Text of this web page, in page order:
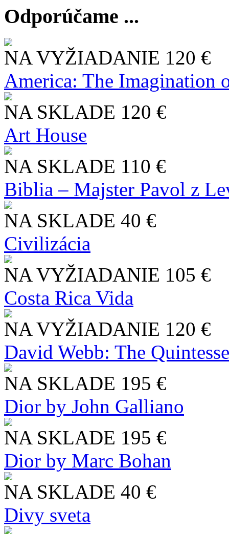
Odporúčame ...
NA VYŽIADANIE 120 €
America: The Imagination
NA SKLADE 120 €
Art House
NA SKLADE 110 €
Biblia – Majster Pavol z
NA SKLADE 40 €
Civilizácia
NA VYŽIADANIE 105 €
Costa Rica Vida
NA VYŽIADANIE 120 €
David Webb: The
NA SKLADE 195 €
Dior by John Galliano
NA SKLADE 195 €
Dior by Marc Bohan
NA SKLADE 40 €
Divy sveta